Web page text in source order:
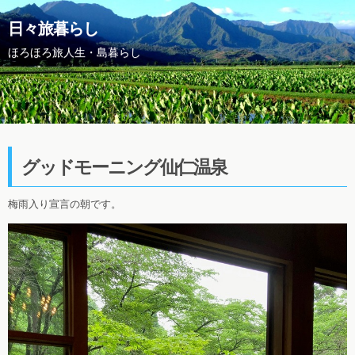
日々旅暮らし
ほろほろ旅人生・島暮らし
グッドモーニング仙仁温泉
梅雨入り宣言の朝です。